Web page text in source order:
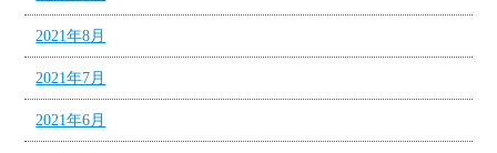
2021年8月
2021年7月
2021年6月